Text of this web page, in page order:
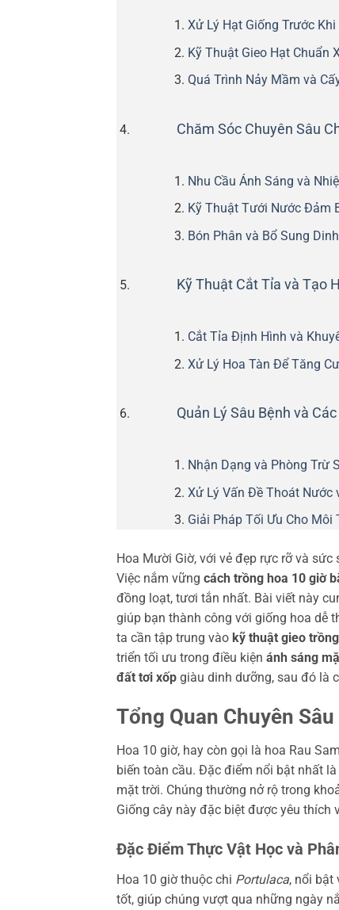
Xử Lý Hạt Giống Trước Khi
Kỹ Thuật Gieo Hạt Chuẩn
Quá Trình Nảy Mầm và
Chăm Sóc Chuyên Sâu
Nhu Cầu Ánh Sáng và
Kỹ Thuật Tưới Nước Đảm
Bón Phân và Bổ Sung
Kỹ Thuật Cắt Tỉa và Tạo
Cắt Tỉa Định Hình và
Xử Lý Hoa Tàn Để Tăng
Quản Lý Sâu Bệnh và
Nhận Dạng và Phòng Trừ
Xử Lý Vấn Đề Thoát Nước
Giải Pháp Tối Ưu Cho Môi
Hoa Mười Giờ, với vẻ đẹp rực rỡ và
Việc nắm vững cách trồng hoa 10 giờ
đồng loạt, tươi tắn nhất. Bài viết này
giúp bạn thành công với giống hoa dễ
ta cần tập trung vào kỹ thuật gieo trồng
triển tối ưu trong điều kiện ánh sáng
đất tơi xốp giàu dinh dưỡng, sau đó là
Tổng Quan Chuyên
Hoa 10 giờ, hay còn gọi là hoa Rau
biến toàn cầu. Đặc điểm nổi bật nhất
mặt trời. Chúng thường nở rộ trong
Giống cây này đặc biệt được yêu
Đặc Điểm Thực Vật Học và
Hoa 10 giờ thuộc chi Portulaca, nổi bật
tốt, giúp chúng vượt qua những ngày